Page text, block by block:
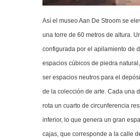
Así el museo Aan De Stroom se
una torre de 60 metros de altura.
configurada por el apilamiento de
espacios cúbicos de piedra
ser espacios neutros para el
de la colección de arte. Cada una
rota un cuarto de circunferencia
inferior, lo que genera un gran
cajas, que corresponde a la calle